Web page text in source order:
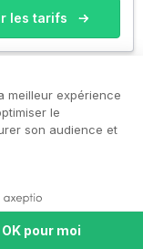
les tarifs